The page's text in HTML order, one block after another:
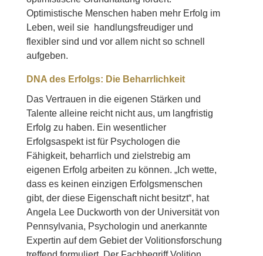
Optimistische Menschen haben mehr Erfolg im
Leben, weil sie handlungsfreudiger und
flexibler sind und vor allem nicht so schnell
aufgeben.
DNA des Erfolgs: Die Beharrlichkeit
Das Vertrauen in die eigenen Stärken und
Talente alleine reicht nicht aus, um langfristig
Erfolg zu haben. Ein wesentlicher
Erfolgsaspekt ist für Psychologen die
Fähigkeit, beharrlich und zielstrebig am
eigenen Erfolg arbeiten zu können. „Ich wette,
dass es keinen einzigen Erfolgsmenschen
gibt, der diese Eigenschaft nicht besitzt“, hat
Angela Lee Duckworth von der Universität von
Pennsylvania, Psychologin und anerkannte
Expertin auf dem Gebiet der Volitionsforschung